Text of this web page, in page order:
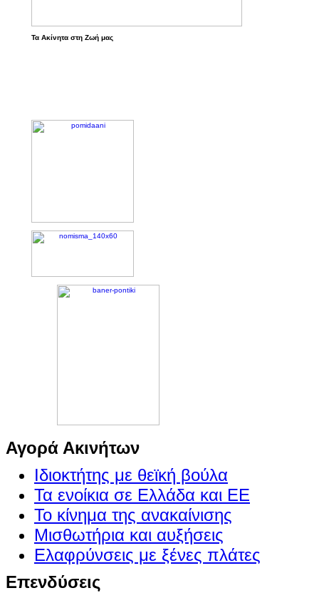
Τα Ακίνητα στη Ζωή μας
Αγορά Ακινήτων
Ιδιοκτήτης με θεϊκή βούλα
Τα ενοίκια σε Ελλάδα και ΕΕ
Το κίνημα της ανακαίνισης
Μισθωτήρια και αυξήσεις
Ελαφρύνσεις με ξένες πλάτες
Επενδύσεις